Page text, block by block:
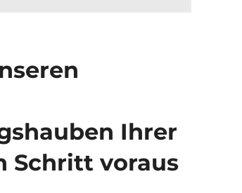
Ihrer
Schritt voraus